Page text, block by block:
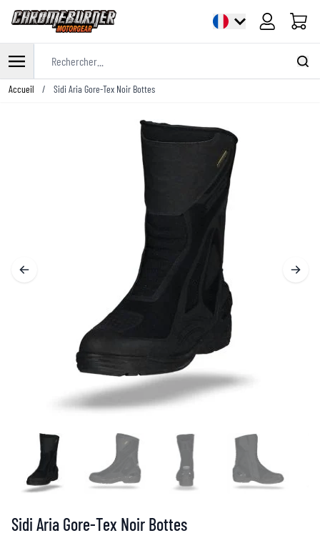
Panier
Allez au contenu
Accueil / Sidi Aria Gore-Tex Noir Bottes
Sidi Aria Gore-Tex Noir Bottes